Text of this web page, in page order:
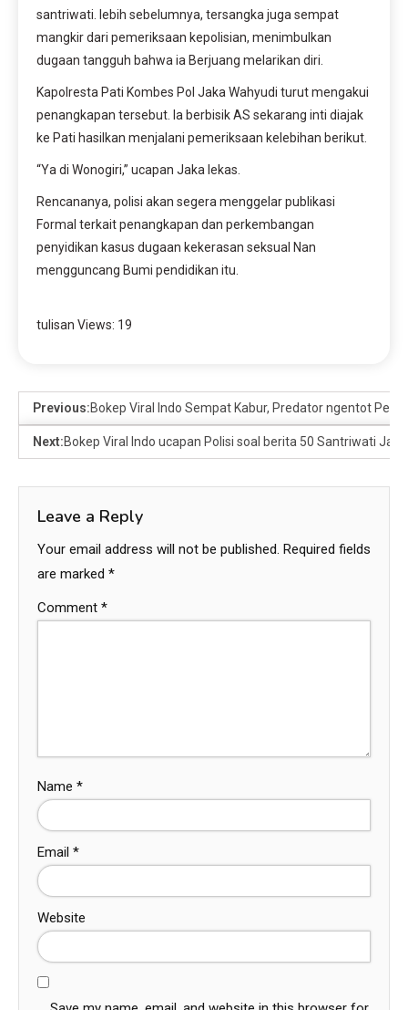
santriwati. lebih sebelumnya, tersangka juga sempat
mangkir dari pemeriksaan kepolisian, menimbulkan
dugaan tangguh bahwa ia Berjuang melarikan diri.
Kapolresta Pati Kombes Pol Jaka Wahyudi turut mengakui
penangkapan tersebut. Ia berbisik AS sekarang inti diajak
ke Pati hasilkan menjalani pemeriksaan kelebihan berikut.
“Ya di Wonogiri,” ucapan Jaka lekas.
Rencananya, polisi akan segera menggelar publikasi
Formal terkait penangkapan dan perkembangan
penyidikan kasus dugaan kekerasan seksual Nan
mengguncang Bumi pendidikan itu.
tulisan Views: 19
Previous:Bokep Viral Indo Sempat Kabur, Predator ngentot
Next:Bokep Viral Indo ucapan Polisi soal berita 50 Santriwati
Leave a Reply
Your email address will not be published. Required fields
are marked *
Comment *
Name *
Email *
Website